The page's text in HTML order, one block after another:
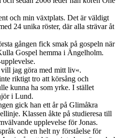
och min växtplats. Det är väldigt
24 unika röster, där alla strävar åt
gången fick smak på gospeln när
Gospel hemma i Ängelholm.
jag göra med mitt liv«.
riktigt tro att körsång och
kunna ha som yrke. I stället
i Lund.
gick han ett år på Glim­åkra
Klassen åkte på studieresa till
upplevelse för Jonas.
och en helt ny förståelse för